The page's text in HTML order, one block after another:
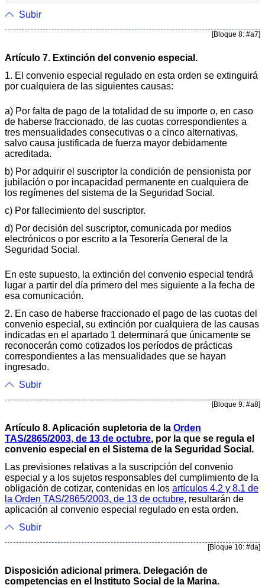
Subir
[Bloque 8: #a7]
Artículo 7. Extinción del convenio especial.
1. El convenio especial regulado en esta orden se extinguirá
por cualquiera de las siguientes causas:
a) Por falta de pago de la totalidad de su importe o, en caso
de haberse fraccionado, de las cuotas correspondientes a
tres mensualidades consecutivas o a cinco alternativas,
salvo causa justificada de fuerza mayor debidamente
acreditada.
b) Por adquirir el suscriptor la condición de pensionista por
jubilación o por incapacidad permanente en cualquiera de
los regímenes del sistema de la Seguridad Social.
c) Por fallecimiento del suscriptor.
d) Por decisión del suscriptor, comunicada por medios
electrónicos o por escrito a la Tesorería General de la
Seguridad Social.
En este supuesto, la extinción del convenio especial tendrá
lugar a partir del día primero del mes siguiente a la fecha de
esa comunicación.
2. En caso de haberse fraccionado el pago de las cuotas del
convenio especial, su extinción por cualquiera de las causas
indicadas en el apartado 1 determinará que únicamente se
reconocerán como cotizados los períodos de prácticas
correspondientes a las mensualidades que se hayan
ingresado.
Subir
[Bloque 9: #a8]
Artículo 8. Aplicación supletoria de la Orden
TAS/2865/2003, de 13 de octubre, por la que se regula el
convenio especial en el Sistema de la Seguridad Social.
Las previsiones relativas a la suscripción del convenio
especial y a los sujetos responsables del cumplimiento de la
obligación de cotizar, contenidas en los artículos 4.2 y 8.1 de
la Orden TAS/2865/2003, de 13 de octubre, resultarán de
aplicación al convenio especial regulado en esta orden.
Subir
[Bloque 10: #da]
Disposición adicional primera. Delegación de
competencias en el Instituto Social de la Marina.